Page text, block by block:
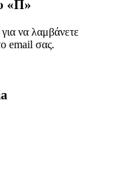
«Π»
να λαμβάνετε
email σας.